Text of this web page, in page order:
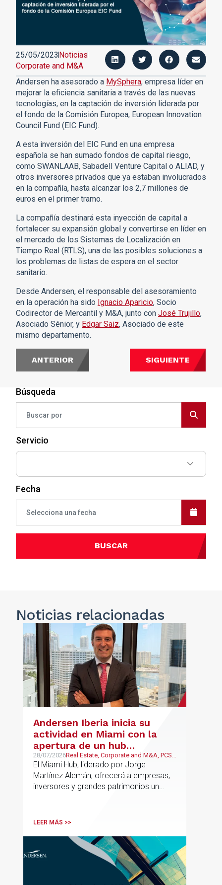
Búsqueda
Servicio
Fecha
BUSCAR
25/05/2023 Noticias
Corporate and M&A
Andersen ha asesorado a MySphera, empresa líder en
mejorar la eficiencia sanitaria a través de las nuevas
tecnologías, en la captación de inversión liderada por
el fondo de la Comisión Europea, European Innovation
Council Fund (EIC Fund).
A esta inversión del EIC Fund en una empresa
española se han sumado fondos de capital riesgo,
como SWANLAAB, Sabadell Venture Capital o ALIAD, y
otros inversores privados que ya estaban involucrados
en la compañía, hasta alcanzar los 2,7 millones de
euros en el primer tramo.
La compañía destinará esta inyección de capital a
fortalecer su expansión global y convertirse en líder en
el mercado de los Sistemas de Localización en
Tiempo Real (RTLS), una de las posibles soluciones a
los problemas de listas de espera en el sector
sanitario.
Desde Andersen, el responsable del asesoramiento
en la operación ha sido Ignacio Aparicio, Socio
Codirector de Mercantil y M&A, junto con José Trujillo,
Asociado Sénior, y Edgar Saiz, Asociado de este
mismo departamento.
ANTERIOR SIGUIENTE
Noticiasrelacionadas
Andersen Iberia inicia su
actividad en Miami con la
apertura de un hub
estratégico para reforzar el
asesoramiento fiscal, legal y
patrimonial conectando
Europa y Latinoamérica
28/07/2026Real Estate, Corporate and M&A, PCS,
Wealth Management & Family
Business
El Miami Hub, liderado por Jorge
Martínez Alemán, ofrecerá a empresas,
inversores y grandes patrimonios un
Latinoamérica y otros mercados
LEER MÁS >>